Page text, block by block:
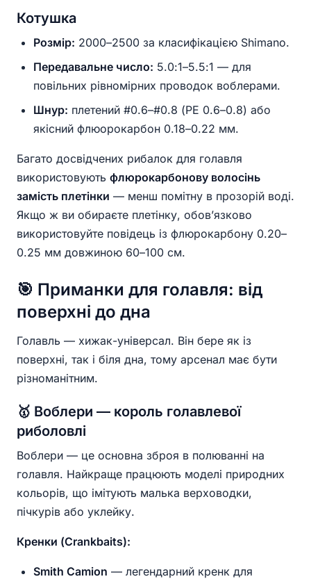
Котушка
Розмір: 2000–2500 за класифікацією Shimano.
Передавальне число: 5.0:1–5.5:1 — для
повільних рівномірних проводок воблерами.
Шнур: плетений #0.6–#0.8 (PE 0.6–0.8) або
якісний флюорокарбон 0.18–0.22 мм.
Багато досвідчених рибалок для голавля
використовують флюрокарбонову волосінь
замість плетінки — менш помітну в прозорій воді.
Якщо ж ви обираєте плетінку, обов’язково
використовуйте повідець із флюрокарбону 0.20–
0.25 мм довжиною 60–100 см.
🎯 Приманки для голавля: від
поверхні до дна
Голавль — хижак-універсал. Він бере як із
поверхні, так і біля дна, тому арсенал має бути
різноманітним.
🥇 Воблери — король голавлевої
риболовлі
Воблери — це основна зброя в полюванні на
голавля. Найкраще працюють моделі природних
кольорів, що імітують малька верховодки,
пічкурів або уклейку.
Кренки (Crankbaits):
Smith Camion — легендарний кренк для